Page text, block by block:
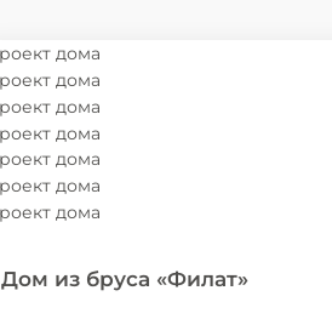
Дом из бруса «Филат»